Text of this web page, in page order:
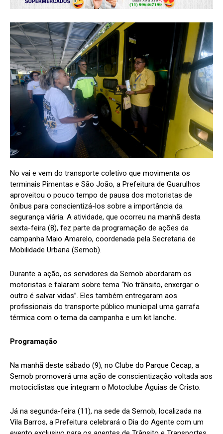
No vai e vem do transporte coletivo que movimenta os
terminais Pimentas e São João, a Prefeitura de Guarulhos
aproveitou o pouco tempo de pausa dos motoristas de
ônibus para conscientizá-los sobre a importância da
segurança viária. A atividade, que ocorreu na manhã desta
sexta-feira (8), fez parte da programação de ações da
campanha Maio Amarelo, coordenada pela Secretaria de
Mobilidade Urbana (Semob).
Durante a ação, os servidores da Semob abordaram os
motoristas e falaram sobre tema “No trânsito, enxergar o
outro é salvar vidas”. Eles também entregaram aos
profissionais do transporte público municipal uma garrafa
térmica com o tema da campanha e um kit lanche.
Programação
Na manhã deste sábado (9), no Clube do Parque Cecap, a
Semob promoverá uma ação de conscientização voltada aos
motociclistas que integram o Motoclube Águias de Cristo.
Já na segunda-feira (11), na sede da Semob, localizada na
Vila Barros, a Prefeitura celebrará o Dia do Agente com um